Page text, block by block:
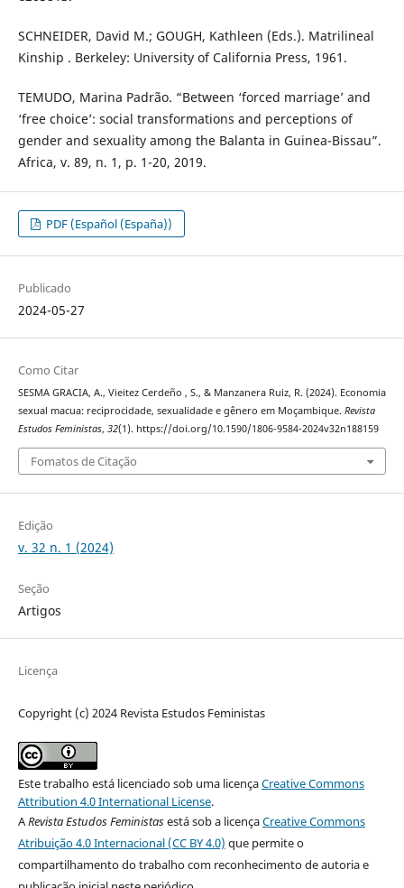
SCHNEIDER, David M.; GOUGH, Kathleen (Eds.). Matrilineal
Kinship . Berkeley: University of California Press, 1961.
TEMUDO, Marina Padrão. “Between ‘forced marriage’ and
‘free choice’: social transformations and perceptions of
gender and sexuality among the Balanta in Guinea-Bissau”.
Africa, v. 89, n. 1, p. 1-20, 2019.
PDF (Español (España))
Publicado
2024-05-27
Como Citar
SESMA GRACIA, A., Vieitez Cerdeño , S., & Manzanera Ruiz, R. (2024). Economia
sexual macua: reciprocidade, sexualidade e gênero em Moçambique. Revista
Estudos Feministas, 32(1). https://doi.org/10.1590/1806-9584-2024v32n188159
Fomatos de Citação
Edição
v. 32 n. 1 (2024)
Seção
Artigos
Licença
Copyright (c) 2024 Revista Estudos Feministas
Este trabalho está licenciado sob uma licençaCreative Commons
Attribution 4.0 International License.
ARevista Estudos Feministasestá sob a licençaCreative Commons
Atribuição 4.0 Internacional (CC BY 4.0) que permite o
compartilhamento do trabalho com reconhecimento de autoria e